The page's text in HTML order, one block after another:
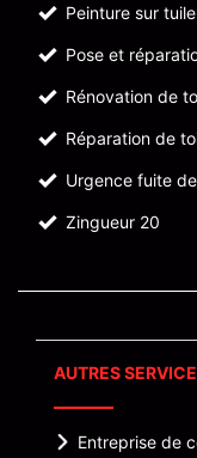
Peinture sur
Pose et
Rénovation de
Réparation de
Urgence fuite
Zingueur 20
AUTRES
Entreprise de